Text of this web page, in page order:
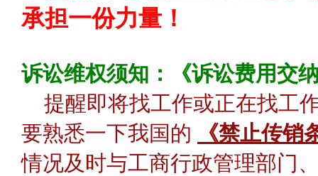
承担一份力量！
诉讼维权须知：《诉讼费用交
提醒即将找工作或正在找工
要熟悉一下我国的
《禁止传销
情况及时与工商行政管理部门